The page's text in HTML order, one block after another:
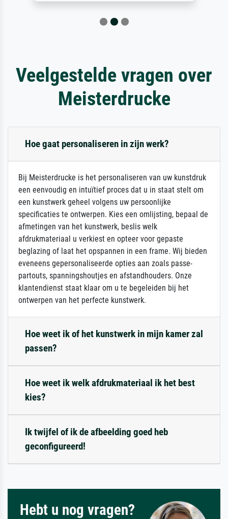
Veelgestelde vragen over
Meisterdrucke
Hoe gaat personaliseren in zijn werk?
Bij Meisterdrucke is het personaliseren van uw kunstdruk
een eenvoudig en intuïtief proces dat u in staat stelt om
een kunstwerk geheel volgens uw persoonlijke
specificaties te ontwerpen. Kies een omlijsting, bepaal de
afmetingen van het kunstwerk, beslis welk
afdrukmateriaal u verkiest en opteer voor gepaste
beglazing of laat het opspannen in een frame. Wij bieden
eveneens gepersonaliseerde opties aan zoals passe-
partouts, spanningshoutjes en afstandhouders. Onze
klantendienst staat klaar om u te begeleiden bij het
ontwerpen van het perfecte kunstwerk.
Hoe weet ik of het kunstwerk in mijn kamer zal
passen?
Hoe weet ik welk afdrukmateriaal ik het best
kies?
Ik twijfel of ik de afbeelding goed heb
geconfigureerd!
Hebt u nog vragen?